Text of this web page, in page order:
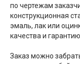
по чертежам
конструкционная
эмаль, лак или
качества и гарантию.
Заказ можно